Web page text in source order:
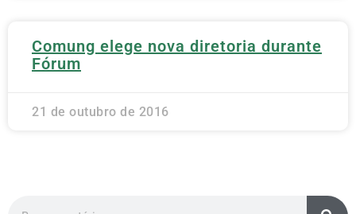
Comung elege nova diretoria durante
Fórum
21 de outubro de 2016